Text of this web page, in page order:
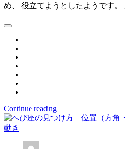
め、 役立てようとしたようです
Continue reading